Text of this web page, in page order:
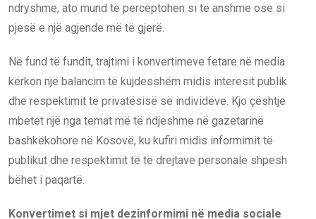
ndryshme, ato mund të perceptohen si të anshme ose si
pjesë e një agjende më të gjerë.
Në fund të fundit, trajtimi i konvertimeve fetare në media
kërkon një balancim të kujdesshëm midis interesit publik
dhe respektimit të privatësisë së individëve. Kjo çështje
mbetet një nga temat më të ndjeshme në gazetarinë
bashkëkohore në Kosovë, ku kufiri midis informimit të
publikut dhe respektimit të të drejtave personale shpesh
bëhet i paqartë.
Konvertimet si mjet dezinformimi në media sociale